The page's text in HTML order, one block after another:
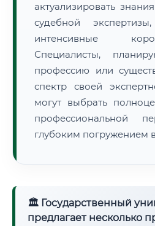
актуализировать
судебной
интенсивные
Специалисты,
профессию или
спектр своей
могут выбрать
профессиональной
глубоким погружением
🏛 Государственный
предлагает несколько